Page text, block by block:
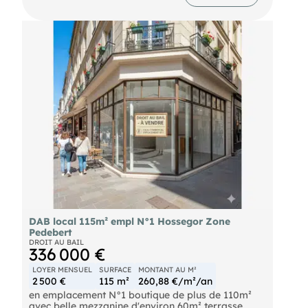
- Honoraires : 7% HT (soit 22 470,00 € HT)
DAB local 115m² empl N°1 Hossegor Zone
Pedebert
DROIT AU BAIL
336 000 €
LOYER MENSUEL
2 500 €
SURFACE
115 m²
MONTANT AU M²
260,88 €/m²/an
en emplacement N°1 boutique de plus de 110m²